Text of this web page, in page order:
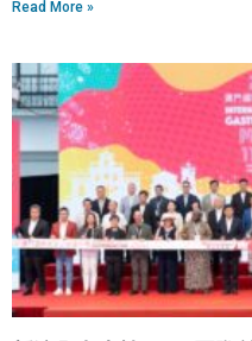
Read More »